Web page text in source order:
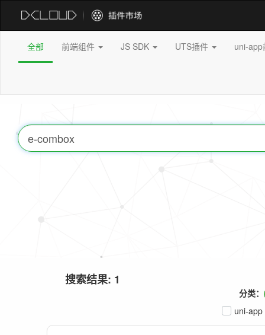
全部 前端组件 JS SDK UTS插件 uni-
搜索结果: 1
分类：
uni-app